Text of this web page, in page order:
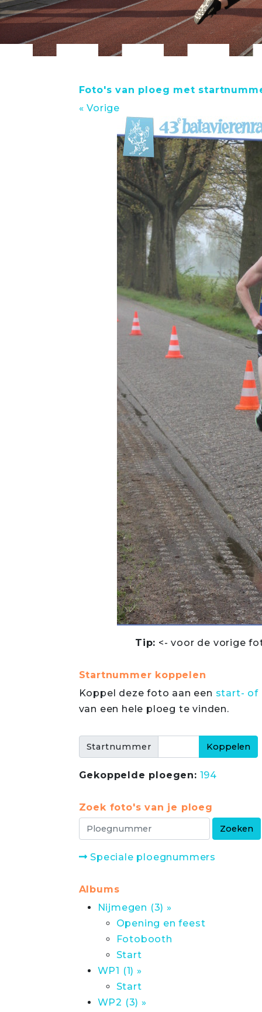
Foto's van ploeg met
« Vorige
Tip: <- voor de vorige
Startnummer koppelen
Koppel deze foto aan een start- of
van een hele ploeg te vinden.
Startnummer
Gekoppelde ploegen: 194
Zoek foto's van je ploeg
Speciale ploegnummers
Albums
Nijmegen (3) »
Opening en feest
Fotobooth
Start
WP1 (1) »
Start
WP2 (3) »